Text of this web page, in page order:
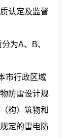
认定及监督
为A、B、
市行政区域
防雷设计规
构）筑物和
定的雷电防